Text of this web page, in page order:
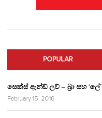
POPULAR
සෙක්ස් ඇන්ඩ් ලව් – බ්‍රා සහ ‘ලේ’
February 15, 2016